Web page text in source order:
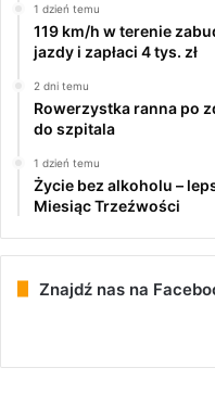
1 dzień temu
119 km/h w terenie
jazdy i zapłaci 4 tys. zł
2 dni temu
Rowerzystka ranna po
do szpitala
1 dzień temu
Życie bez alkoholu –
Miesiąc Trzeźwości
Znajdź nas na